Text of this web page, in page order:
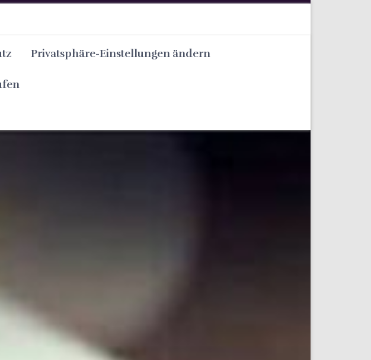
Privatsphäre-Einstellungen ändern